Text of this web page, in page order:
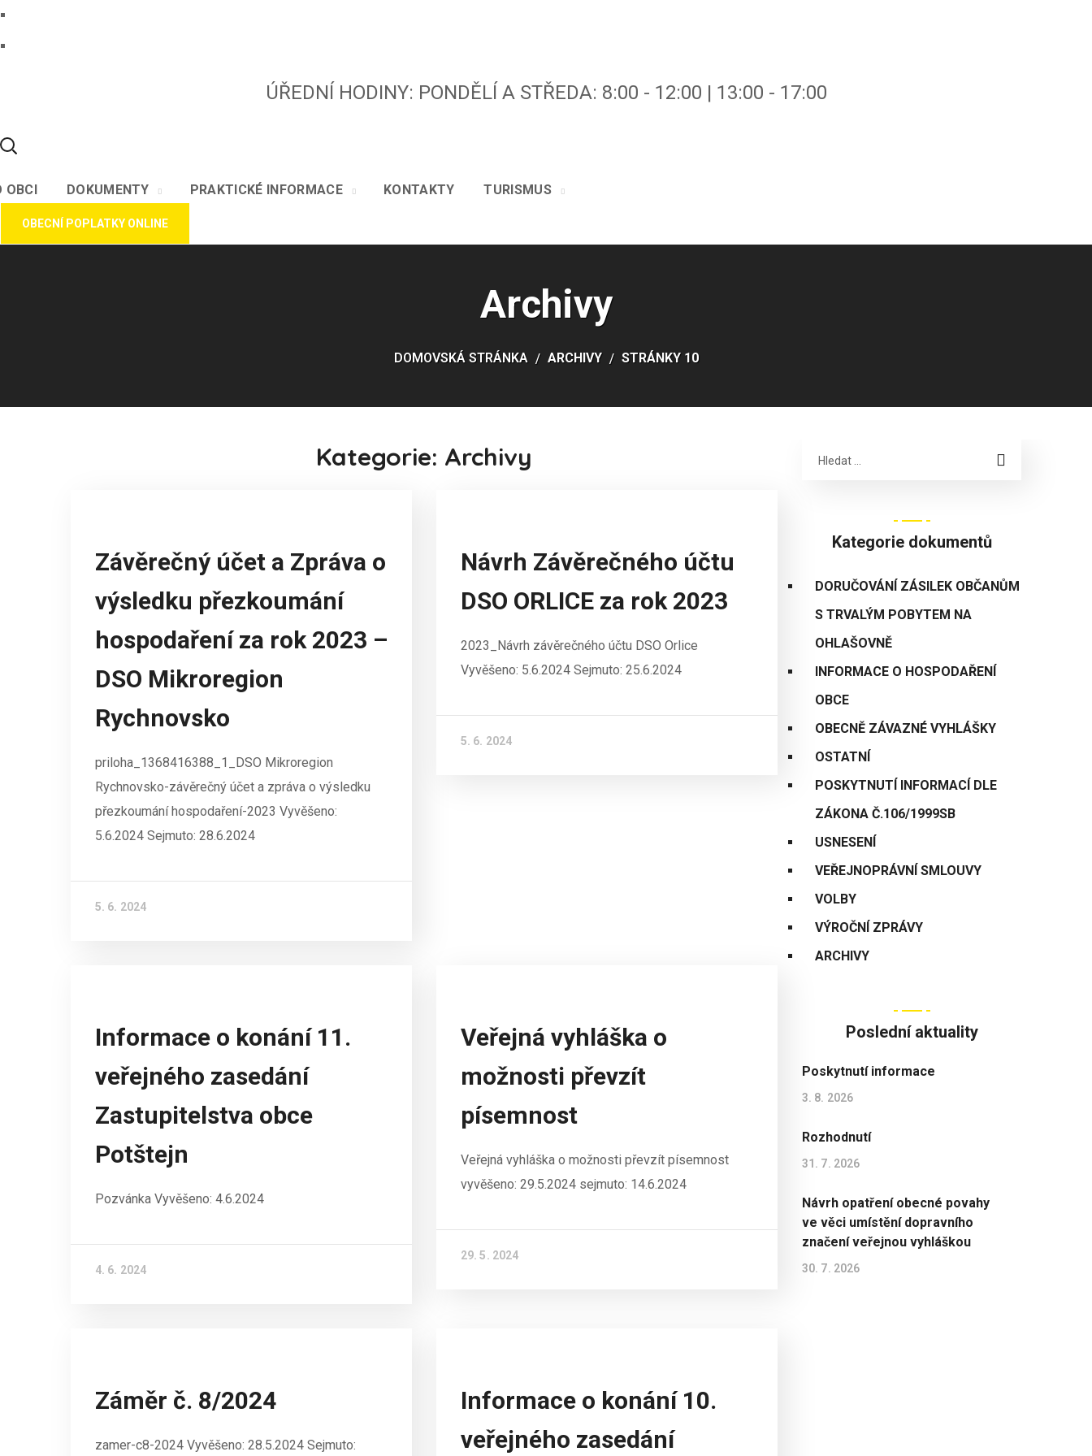
ÚŘEDNÍ HODINY: PONDĚLÍ A STŘEDA: 8:00 - 12:00 | 13:00 - 17:00
OBCI DOKUMENTY PRAKTICKÉ INFORMACE KONTAKTY TURISMUS
OBECNÍ POPLATKY ONLINE
Archivy
DOMOVSKÁ STRÁNKA ARCHIVY STRÁNKY 10
Kategorie: Archivy
Závěrečný účet a Zpráva o
výsledku přezkoumání
hospodaření za rok 2023 –
DSO Mikroregion
Rychnovsko
priloha_1368416388_1_DSO Mikroregion
Rychnovsko-závěrečný účet a zpráva o výsledku
přezkoumání hospodaření-2023 Vyvěšeno:
5.6.2024 Sejmuto: 28.6.2024
5. 6. 2024
Návrh Závěrečného účtu
DSO ORLICE za rok 2023
2023_Návrh závěrečného účtu DSO Orlice
Vyvěšeno: 5.6.2024 Sejmuto: 25.6.2024
5. 6. 2024
Informace o konání 11.
veřejného zasedání
Zastupitelstva obce
Potštejn
Pozvánka Vyvěšeno: 4.6.2024
4. 6. 2024
Veřejná vyhláška o
možnosti převzít
písemnost
Veřejná vyhláška o možnosti převzít písemnost
vyvěšeno: 29.5.2024 sejmuto: 14.6.2024
29. 5. 2024
Záměr č. 8/2024
zamer-c8-2024 Vyvěšeno: 28.5.2024 Sejmuto:
Informace o konání 10.
veřejného zasedání
Kategorie dokumentů
DORUČOVÁNÍ ZÁSILEK OBČANŮM
S TRVALÝM POBYTEM NA
OHLAŠOVNĚ
INFORMACE O HOSPODAŘENÍ
OBCE
OBECNĚ ZÁVAZNÉ VYHLÁŠKY
OSTATNÍ
POSKYTNUTÍ INFORMACÍ DLE
ZÁKONA Č.106/1999SB
USNESENÍ
VEŘEJNOPRÁVNÍ SMLOUVY
VOLBY
VÝROČNÍ ZPRÁVY
ARCHIVY
Poslední aktuality
Poskytnutí informace
3. 8. 2026
Rozhodnutí
31. 7. 2026
Návrh opatření obecné povahy
ve věci umístění dopravního
značení veřejnou vyhláškou
30. 7. 2026